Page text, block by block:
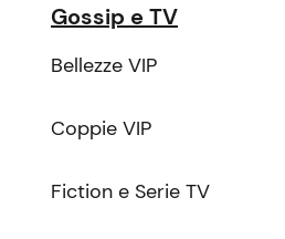
Gossip e TV
Bellezze VIP
Coppie VIP
Fiction e Serie TV